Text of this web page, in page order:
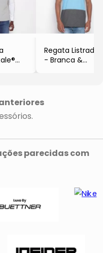
Regata Listrada
- Branca &
parecidas com